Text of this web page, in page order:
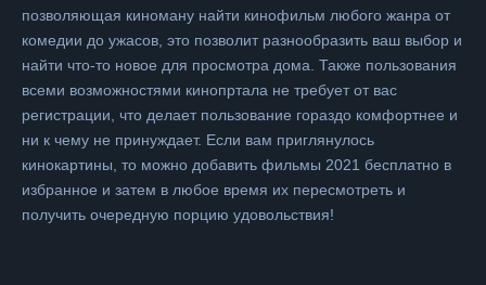
позволяющая киноману найти кинофильм любого жанра от
комедии до ужасов, это позволит разнообразить ваш выбор и
найти что-то новое для просмотра дома. Также пользования
всеми возможностями кинопртала не требует от вас
регистрации, что делает пользование гораздо комфортнее и
ни к чему не принуждает. Если вам приглянулось
кинокартины, то можно добавить фильмы 2021 бесплатно в
избранное и затем в любое время их пересмотреть и
получить очередную порцию удовольствия!